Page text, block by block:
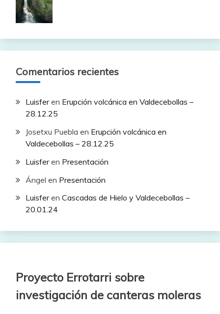
Comentarios recientes
Luisferen Erupción volcánica en Valdecebollas –
28.12.25
Josetxu Puebla en Erupción volcánica en
Valdecebollas – 28.12.25
Luisferen Presentación
Ángel en Presentación
Luisferen Cascadas de Hielo y Valdecebollas –
20.01.24
Proyecto Errotarri sobre
investigación de canteras moleras